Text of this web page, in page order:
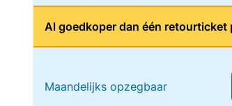
Al goedkoper dan één retourticket
Maandelijks opzegbaar